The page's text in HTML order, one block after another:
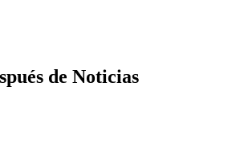
de Noticias